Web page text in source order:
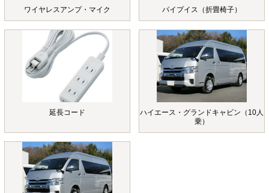
ワイヤレスアンプ・マイク パイプイス（折畳椅子）
延長コード
ハイエース・グランドキャビン（10人
乗）